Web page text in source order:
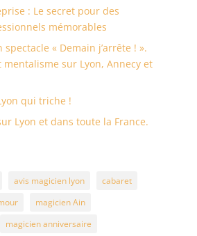
: Le secret pour des
mémorables
spectacle « Demain j’arrête ! ».
sur Lyon, Annecy et
qui triche !
Lyon et dans toute la France.
avis magicien lyon
cabaret
magicien Ain
magicien anniversaire